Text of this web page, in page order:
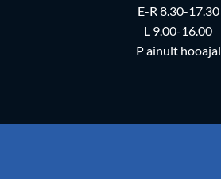
E-R 8.30-17.30
L 9.00-16.00
P ainult hooajal